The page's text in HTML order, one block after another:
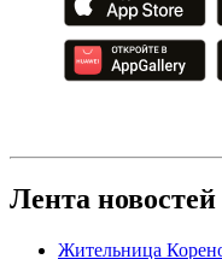
Лента новостей
Жительница